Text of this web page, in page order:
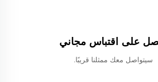
على اقتباس مجاني
سيتواصل معك ممثلنا قريبًا.